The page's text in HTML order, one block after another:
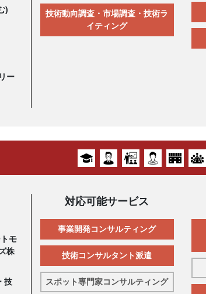
)
ー
技術動向調査・市場調査・技術ラ
イティング
モ
株
技
対応可能サービス
事業開発コンサルティング
技術コンサルタント派遣
スポット専門家コンサルティング